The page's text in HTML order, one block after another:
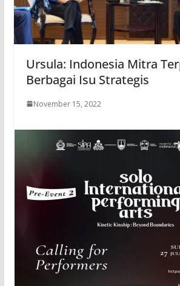
Ursula: Indonesia Mitra
Berbagai Isu Strategis
November 15, 2022